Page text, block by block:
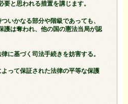
と思われる措置を講じます。
いかなる部分や階級であっても、
護は奪われ、他の国の憲法当局が認
に基づく司法手続きを妨害する。
って保証された法律の平等な保護